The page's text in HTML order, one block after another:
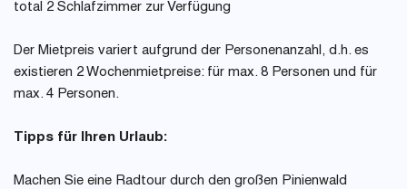
total 2 Schlafzimmer zur Verfügung
Der Mietpreis variert aufgrund der Personenanzahl, d.h. es
existieren 2 Wochenmietpreise: für max. 8 Personen und für
max. 4 Personen.
Tipps für Ihren Urlaub:
Machen Sie eine Radtour durch den großen Pinienwald